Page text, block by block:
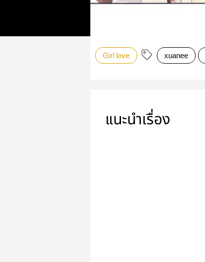
Girl love xuanee
แนะนำเรื่อง